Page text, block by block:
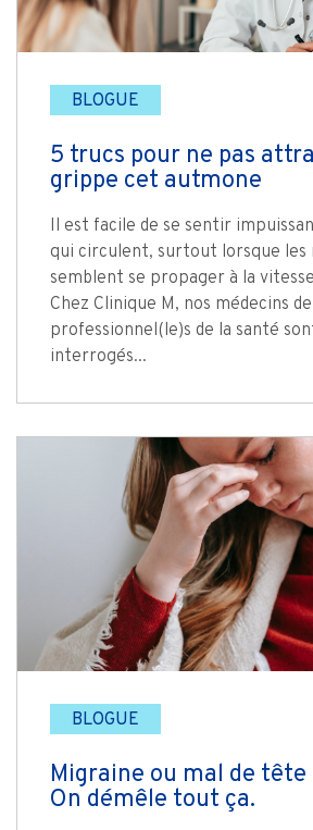
BLOGUE
5 trucs pour ne pas
grippe cet autmone
Il est facile de se sentir
qui circulent, surtout lorsque les
semblent se propager à la
Chez Clinique M, nos médecins
professionnel(le)s de la santé
interrogés...
BLOGUE
Migraine ou mal de
On démêle tout ça.